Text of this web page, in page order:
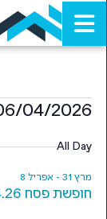
04/2026
date.
All Day
חופשת פסח 31.3.26-8.4.26
מרץ 31 - אפריל 8